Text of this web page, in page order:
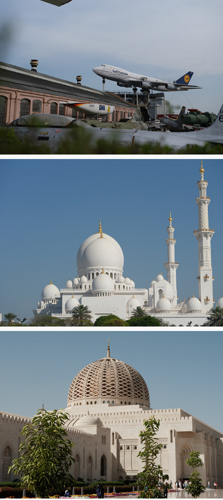
Technikmuseum Sinsheim
Abu Dhabi
Muscat